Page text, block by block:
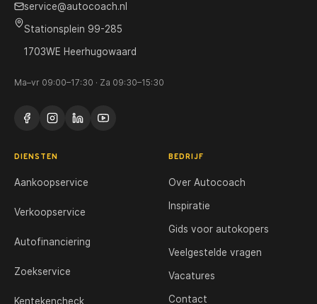
service@autocoach.nl
Stationsplein 99-285
1703WE Heerhugowaard
Ma–vr 09:00–17:30 · Za 09:30–15:30
DIENSTEN
Aankoopservice
Verkoopservice
Autofinanciering
Zoekservice
Kentekencheck
BEDRIJF
Over Autocoach
Inspiratie
Gids voor autokopers
Veelgestelde vragen
Vacatures
Contact